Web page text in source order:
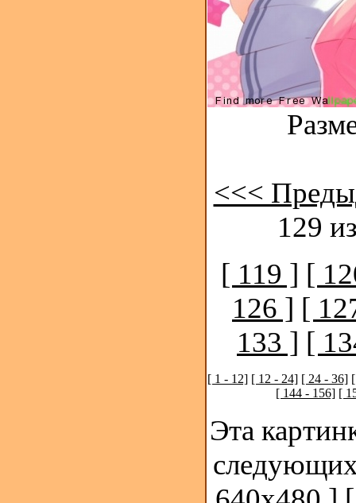
<<<
129
[ 119 ] [
126 ] [
133 ] [
[ 1 - 12] [ 12 - 24] [ 24 - 36]
[ 144 - 156] [
Эта